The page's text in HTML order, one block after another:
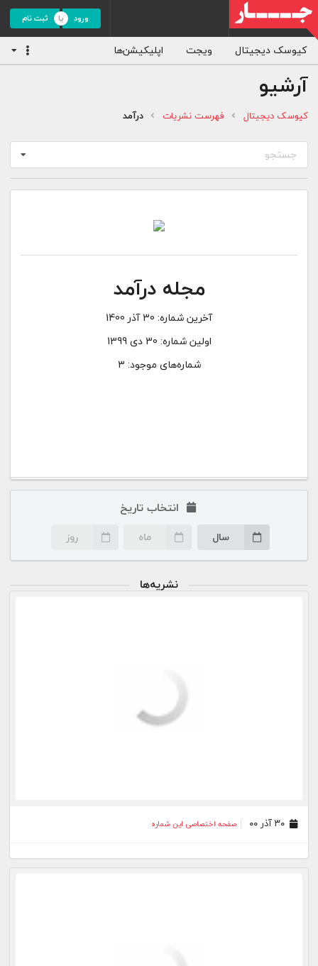
ورود ثبت نام
کیوسک دیجیتال ویجت اپلیکیشن‌ها
آرشیو
کیوسک دیجیتال فهرست نشریات درآمد
جستجو
مجله درآمد
آخرین شماره: 30 آذر 1400
اولین شماره: 30 دی 1399
شماره‌های موجود: 3
انتخاب تاریخ
سال ماه روز
نشریه‌ها
۳۰ آذر ۰۰ صفحه اختصاصی این شماره